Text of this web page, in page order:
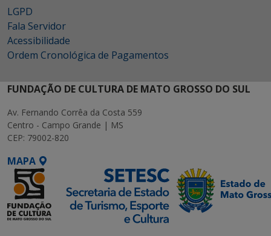
LGPD
Fala Servidor
Acessibilidade
Ordem Cronológica de Pagamentos
FUNDAÇÃO DE CULTURA DE MATO GROSSO DO SUL
Av. Fernando Corrêa da Costa 559
Centro - Campo Grande | MS
CEP: 79002-820
MAPA